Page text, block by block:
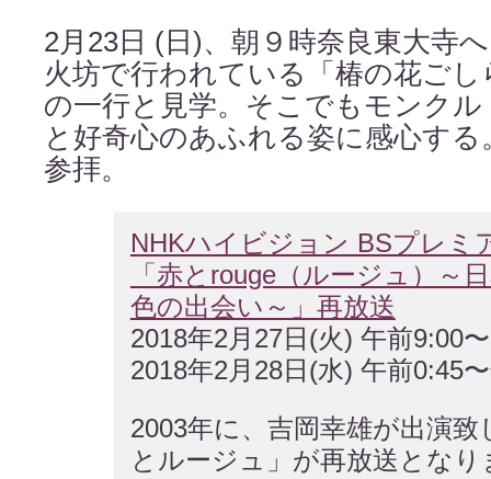
2月23日 (日)、朝９時奈良東大寺
火坊で行われている「椿の花ご
の一行と見学。そこでもモンク
と好奇心のあふれる姿に感心す
参拝。
NHKハイビジョン BSプレミ
「赤とrouge（ルージュ）～
色の出会い～」再放送
2018年2月27日(火) 午前9:00
2018年2月28日(水) 午前0:45
2003年に、吉岡幸雄が出演致
とルージュ」が再放送とな